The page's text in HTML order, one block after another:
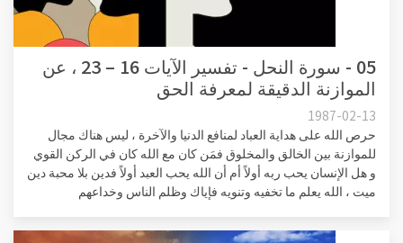
05 - سورة النحل - تفسير الآيات 16 – 23 ، عن
الموازنة الدقيقة لمعرفة الحق
1987-02-13
حرص الله على هداية العباد لمنافع الدنيا والآخرة ، ليس هناك مجال
للموازنة بين الخالق والمخلوق فمَن كان مع الله كان في الركن القوي
و هل الإنسان يحب ربه أولاً أم أن الله يحب العبد أولاً فدين بلا محبة دين
ميت ، الله يعلم ما تخفيه وتنويه فإياك وظلم الناس وخداعهم